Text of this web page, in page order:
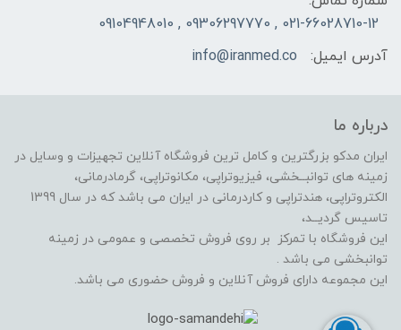
021-66028710-12 , 09306297770 , 09104948010
آدرس ایمیل:
info@iranmed.co
درباره ما
ایران مدکو بزرگترین و کامل ترین فروشگاه آنلاین تجهیزات و وسایل در
زمینه های توانبــخشی، فیزیوتراپی، مکانوتراپی، گرمادرمانی،
الکتروتراپی، هندتراپی و کاردرمانی در ایران می باشد که در سال 1399
تاسیس گردیــد،
این فروشگاه با تمرکز بر روی فروش تخصصی و عمومی در زمینه
توانبخشی می باشد .
این مجموعه دارای فروش آنلاین و فروش حضوری می باشد.